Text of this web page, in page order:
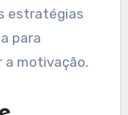
menores e
promove
a
seu